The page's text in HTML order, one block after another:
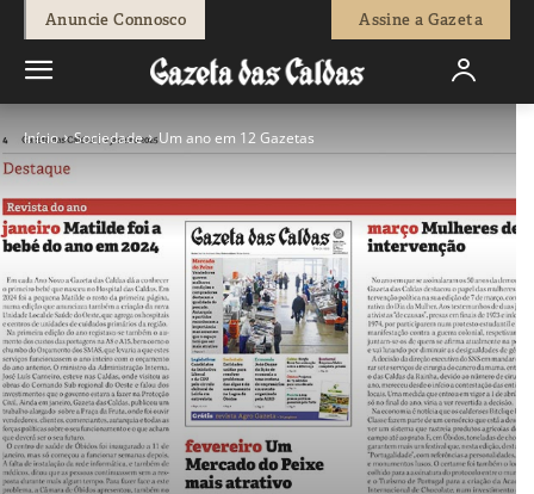
Anuncie Connosco Assine a Gazeta
Início Sociedade Um ano em 12 Gazetas